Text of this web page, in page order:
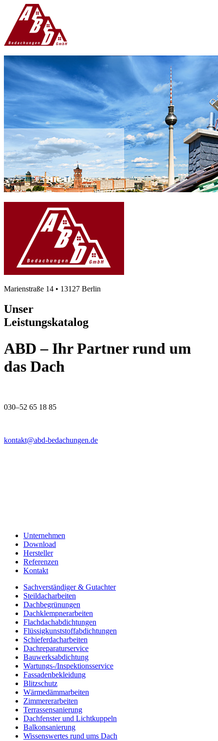
Marienstraße 14 • 13127 Berlin
Unser
Leistungskatalog
ABD – Ihr Partner rund um
das Dach
030–52 65 18 85
kontakt@abd-bedachungen.de
Unternehmen
Download
Hersteller
Referenzen
Kontakt
Sachverständiger & Gutachter
Steildacharbeiten
Dachbegrünungen
Dachklempnerarbeiten
Flachdachabdichtungen
Flüssigkunststoffabdichtungen
Schieferdacharbeiten
Dachreparaturservice
Bauwerksabdichtung
Wartungs-/Inspektionsservice
Fassadenbekleidung
Blitzschutz
Wärmedämmarbeiten
Zimmererarbeiten
Terrassensanierung
Dachfenster und Lichtkuppeln
Balkonsanierung
Wissenswertes rund ums Dach